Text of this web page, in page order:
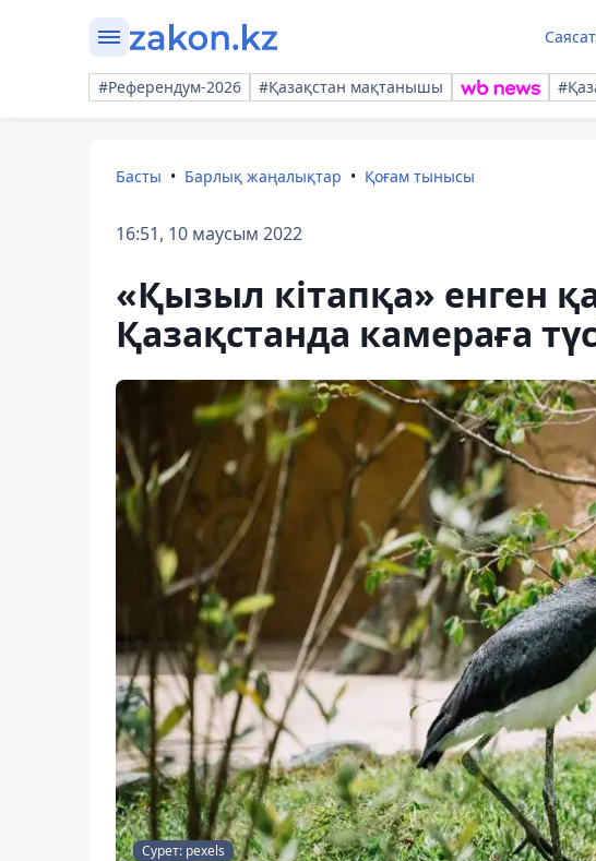
Саясат
#Референдум-2026 #Қазақстан мақтанышы
Басты Барлық жаңалықтар Қоғам тынысы
16:51, 10 маусым 2022
«Қызыл кітапқа» енген
Қазақстанда камераға
Сурет: pexels